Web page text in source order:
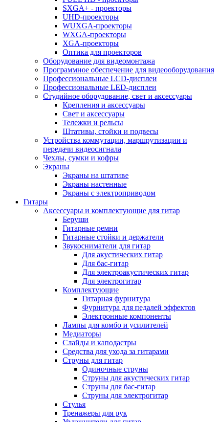
SXGA+ - проекторы
UHD-проекторы
WUXGA-проекторы
WXGA-проекторы
XGA-проекторы
Оптика для проекторов
Оборудование для видеомонтажа
Программное обеспечение для видеооборудования
Профессиональные LCD-дисплеи
Профессиональные LED-дисплеи
Студийное оборудование, свет и аксессуары
Крепления и аксессуары
Свет и аксессуары
Тележки и рельсы
Штативы, стойки и подвесы
Устройства коммутации, маршрутизации и
передачи видеосигнала
Чехлы, сумки и кофры
Экраны
Экраны на штативе
Экраны настенные
Экраны с электроприводом
Гитары
Аксессуары и комплектующие для гитар
Беруши
Гитарные ремни
Гитарные стойки и держатели
Звукосниматели для гитар
Для акустических гитар
Для бас-гитар
Для электроакустических гитар
Для электрогитар
Комплектующие
Гитарная фурнитура
Фурнитура для педалей эффектов
Электронные компоненты
Лампы для комбо и усилителей
Медиаторы
Слайды и каподастры
Средства для ухода за гитарами
Струны для гитар
Одиночные струны
Струны для акустических гитар
Струны для бас-гитар
Струны для электрогитар
Стулья
Тренажеры для рук